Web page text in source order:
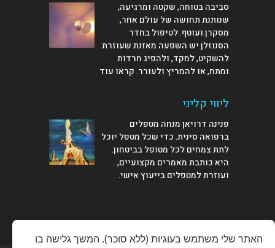
סביבה בטוחה, שקטה ומרגיעה,
שנותנת תחושה של עולם אחר,
מסקרן ועוטף. לטיפול בחדר
הסנוזלן יש השפעה מאזנת שעוזרת
להשקיט, למקד, ולהפיג חרדות
ומתח, או להמריץ ולעורר.קראו עוד
ליווי קליני
פנינה דרויאן מנחה מטפלים
ברפואה סינית. כדי שכל מטפל יוכל
לתת צמחים לכל מטופל בביטחון.
היא כותבת מאמרים מקצועיים,
ועוזרת למטפליםבייעוץ אישי.